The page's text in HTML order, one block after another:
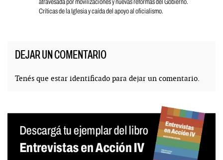
atravesada por movilizaciones y nuevas reformas del Gobierno.
Críticas de la Iglesia y caída del apoyo al oficialismo.
DEJAR UN COMENTARIO
Tenés que estar identificado para dejar un comentario.